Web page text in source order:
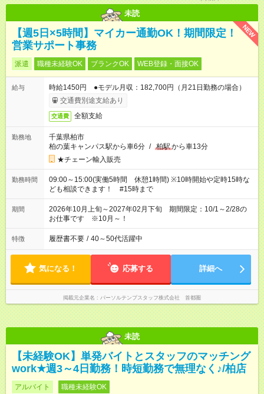
未読
NEW
【週5日×5時間】マイカー通勤OK！期間限定！
営業サポート事務
派遣 職種未経験OK ブランクOK WEB登録・面接OK
給与
時給1450円 ●モデル月収：182,700円（月21日勤務の場合）
交通費別途支給あり
交通費 全額支給
勤務地
千葉県柏市
柏の葉キャンパス駅から車6分 / 柏駅から車13分
★チェーン輸入販売
勤務時間
09:00～15:00(実働5時間 休憩1時間) ※10時開始や定時15時な
ども相談できます！ #15時まで
期間
2026年10月上旬～2027年02月下旬 期間限定：10/1～2/28の
お仕事です ※10月～！
特徴 履歴書不要 / 40～50代活躍中
気になる！ 応募する 詳細へ
掲載元企業名 パーソルテンプスタッフ株式会社 首都圏
未読
【未経験OK】単発バイトとスタッフのマッチング
work★週3～4日勤務！時短勤務で無理なく♪/柏店
アルバイト 職種未経験OK